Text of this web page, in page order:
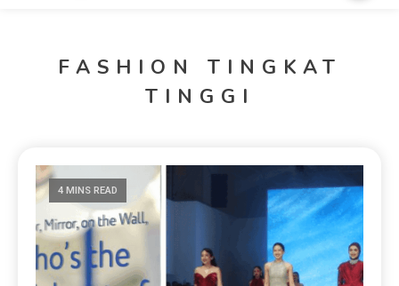
FASHION TINGKAT
TINGGI
4 MINS READ